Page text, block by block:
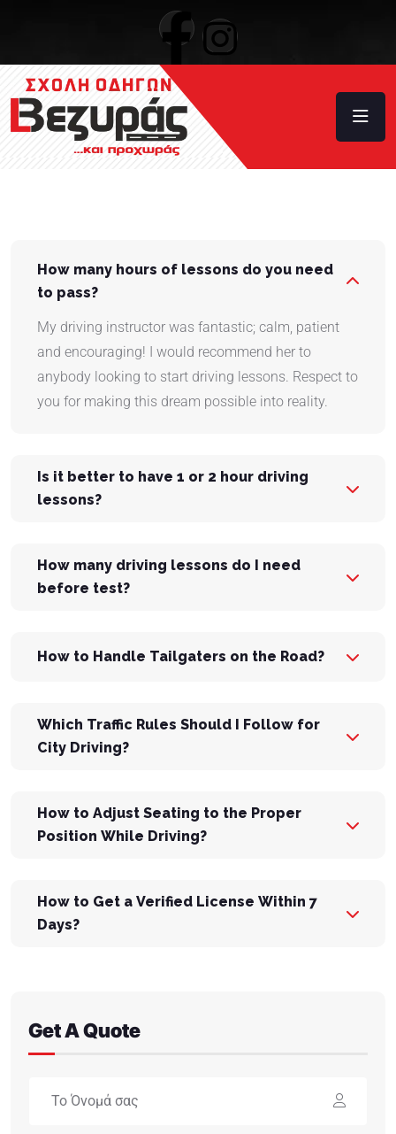
How many hours of lessons do you need
to pass?
My driving instructor was fantastic; calm, patient
and encouraging! I would recommend her to
anybody looking to start driving lessons. Respect to
you for making this dream possible into reality.
Is it better to have 1 or 2 hour driving
lessons?
How many driving lessons do I need
before test?
How to Handle Tailgaters on the Road?
Which Traffic Rules Should I Follow for
City Driving?
How to Adjust Seating to the Proper
Position While Driving?
How to Get a Verified License Within 7
Days?
Get A Quote